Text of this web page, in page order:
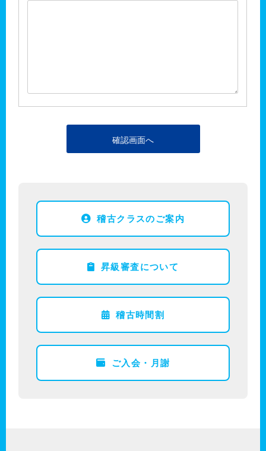
稽古クラスのご案内
昇級審査について
稽古時間割
ご入会・月謝